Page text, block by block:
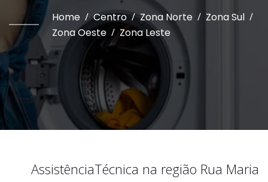
Home / Centro / Zona Norte / Zona Sul /
Zona Oeste / Zona Leste
AssistênciaTécnica na região Rua Maria